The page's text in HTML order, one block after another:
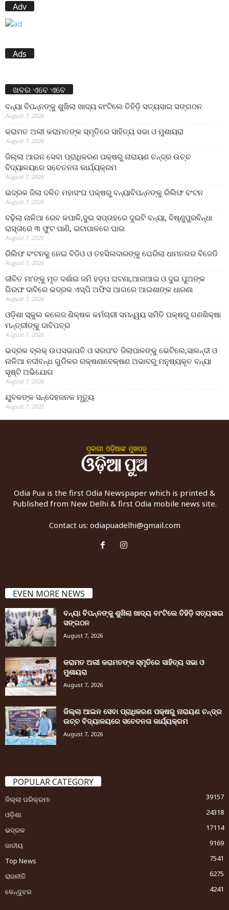
Adv
Ads
ଖବର ଏବେ ଏବେ
ବନ୍ୟା ବିପନ୍ନଙ୍କୁ ଶୁଖିଲା ଖାଦ୍ୟ ବାଂଟିଲେ ତିହିଡି଼ ସତ୍ୟସାଇ ସଙ୍ଗଠନ
August 7, 2026
କରାମତ ଅଲୀ କରାମତଙ୍କ ସ୍ମୃତିରେ ସାହିତ୍ୟ ସଭା ଓ ମୁଶାୟରା
August 7, 2026
ଜିଲ୍ଲା ଆଇନ ସେବା ପ୍ରାଧିକରଣ ପକ୍ଷରୁ ନାରାୟଣ ଚନ୍ଦ୍ର ଉଚ୍ଚ
ବିଦ୍ୟାଳୟରେ ସଚେତନତା କାର୍ଯ୍ୟକ୍ରମ
August 7, 2026
ଭଦ୍ରକ ଜିଲା ଦଳିତ ମହାସଂଘ ପକ୍ଷରୁ ବନ୍ୟାବିପନ୍ନଙ୍କୁ ରିଲିଫ ବଂଟନ
August 7, 2026
ବଢ଼ିଲା ନାଳିଆ ରେବ କପାଳି,ଦୁଇ ସପ୍ତାହରେ ଦୁଇଟି ବନ୍ୟା, ବିଷ୍ଣୁପୁରବିନ୍ଧା
ରାସ୍ତାରେ ୩ ଫୁଟ ପାଣି, ଇଟାପାଳରେ ଘାଇ
August 7, 2026
ରିଲିଫ ବଂଟନକୁ ନେଇ ବିଡିଓ ଓ ତହସିଲଦାରଙ୍କୁ ଘେରିଲା ଧାମନଗର ବିଜେଡି
August 7, 2026
ଜୀବିତ ମା’ଙ୍କୁ ମୃତ ଦର୍ଶାଇ ଜମି ହଡ଼ପ ଘଟଣା,ଆରଆଇ ଓ ଦୁଇ ପୁଅଙ୍କ
ଗିରଫ ଦାବିରେ ଭଦ୍ରକ ଏସ୍‌ପି ଅଫିସ ଆଗରେ ଆଇଶାଙ୍କ ଧାରଣା
August 7, 2026
ଓଡ଼ିଶା ସ୍କୁଲ କଲେଜ ଶିକ୍ଷକ କର୍ମଚାରୀ ସମନ୍ୱୟ ସମିତି ପକ୍ଷରୁ ଗଣଶିକ୍ଷା
ମନ୍ତ୍ରୀଙ୍କୁ ଦାବିପତ୍ର
August 7, 2026
ଭଦ୍ରକ ବ୍ଲକ୍ ଉପସଭାପତି ଓ ସରପଂଚ ଜିଲାପାଳଙ୍କୁ ଭେଟିଲେ,ସାଳନ୍ଦୀ ଓ
ନାଳିଆ ନଦୀବନ୍ଧ ଗୁଡିକର ରକ୍ଷଣାବେକ୍ଷଣ ଅଭାବରୁ ମନୁଷ୍ୟକୃତ ବନ୍ୟା
ସୃଷ୍ଟି ଅଭିଯୋଗ
August 7, 2026
ଯୁବକଙ୍କ ସନ୍ଦେହଜନକ ମୃତ୍ୟୁ
August 7, 2026
Odia Pua is the first Odia Newspaper which is printed &
Published from New Delhi & first Odia mobile news site.
Contact us: odiapuadelhi@gmail.com
EVEN MORE NEWS
ବନ୍ୟା ବିପନ୍ନଙ୍କୁ ଶୁଖିଲା ଖାଦ୍ୟ ବାଂଟିଲେ ତିହିଡି଼ ସତ୍ୟସାଇ
ସଙ୍ଗଠନ
August 7, 2026
କରାମତ ଅଲୀ କରାମତଙ୍କ ସ୍ମୃତିରେ ସାହିତ୍ୟ ସଭା ଓ
ମୁଶାୟରା
August 7, 2026
ଜିଲ୍ଲା ଆଇନ ସେବା ପ୍ରାଧିକରଣ ପକ୍ଷରୁ ନାରାୟଣ ଚନ୍ଦ୍ର
ଉଚ୍ଚ ବିଦ୍ୟାଳୟରେ ସଚେତନତା କାର୍ଯ୍ୟକ୍ରମ
August 7, 2026
POPULAR CATEGORY
ଜିଲ୍ଲା ପରିକ୍ରମା
39157
ଓଡ଼ିଶା
24318
ଭଦ୍ରକ
17114
ଜାତୀୟ
9169
Top News
7541
ରାଜନୀତି
6275
କେନ୍ଦୁଝର
4241